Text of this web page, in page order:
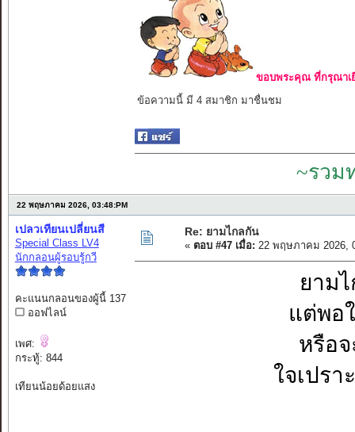
ขอบพระคุณ ที่กรุณาเ
ข้อความนี้ มี 4 สมาชิก มาชื่นชม
~รวม
22 พฤษภาคม 2026, 03:48:PM
เปลวเทียนเปลี่ยนสี
Special Class LV4
นักกลอนผู้รอบรู้กวี
คะแนนกลอนของผู้นี้ 137
ออฟไลน์
เพศ:
กระทู้: 844
เทียนน้อยด้อยแสง
Re: ยามไกลกัน
« ตอบ #47 เมื่อ: 22 พฤษภาคม 2026,
ยาม
แต่พอ
หรือ
ใจเปรา